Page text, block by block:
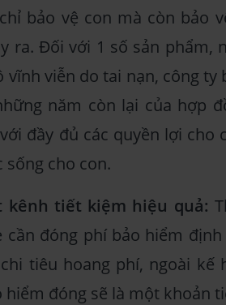
bảo vệ con mà còn bảo
ra. Đối với 1 số sản phẩm,
vĩnh viễn do tai nạn, công
năm còn lại của hợp
đầy đủ các quyền lợi cho
sống cho con.
kênh tiết kiệm hiệu quả:
cần đóng phí bảo hiểm
tiêu hoang phí, ngoài kế
hiểm đóng sẽ là một khoản